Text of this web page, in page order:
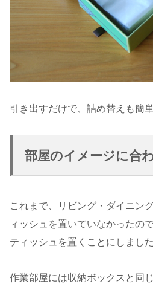
引き出すだけで、詰め替えも簡単
部屋のイメージに合
これまで、リビング・ダイニン
ィッシュを置いていなかったの
ティッシュを置くことにしました
作業部屋には収納ボックスと同